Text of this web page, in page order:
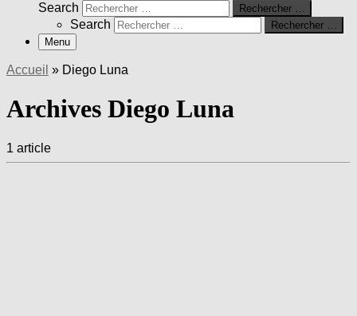
Search
Rechercher …
Search
Rechercher …
Menu
Accueil » Diego Luna
Archives Diego Luna
1 article